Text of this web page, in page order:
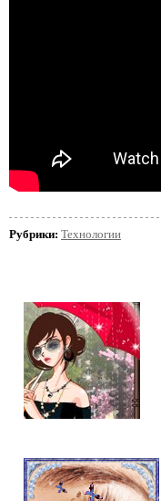
Рубрики: Технологии